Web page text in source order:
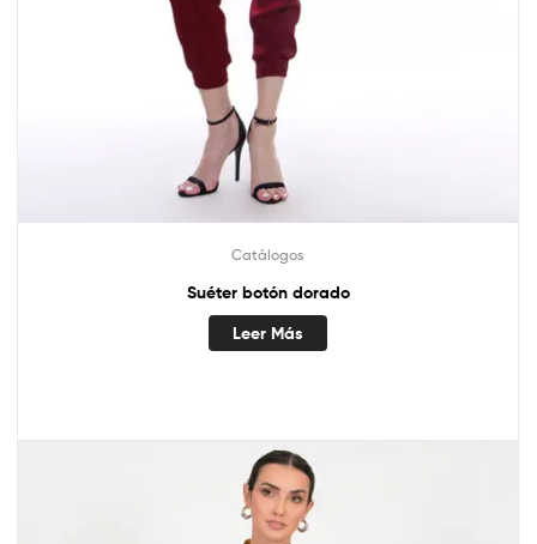
Catálogos
Suéter botón dorado
Leer Más